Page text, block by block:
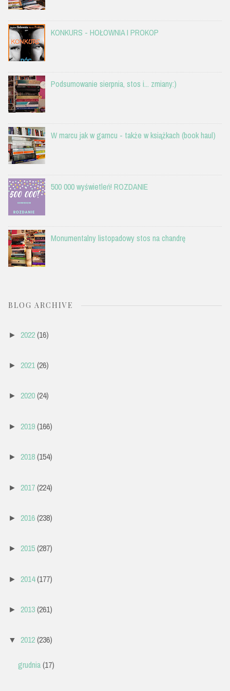
KONKURS - HOŁOWNIA I PROKOP
Podsumowanie sierpnia, stos i... zmiany:)
W marcu jak w garncu - także w książkach (book haul)
500 000 wyświetleń! ROZDANIE
Monumentalny listopadowy stos na chandrę
BLOG ARCHIVE
► 2022(16)
► 2021(26)
► 2020(24)
► 2019(166)
► 2018(154)
► 2017(224)
► 2016(238)
► 2015(287)
► 2014(177)
► 2013(261)
▼ 2012(236)
grudnia(17)